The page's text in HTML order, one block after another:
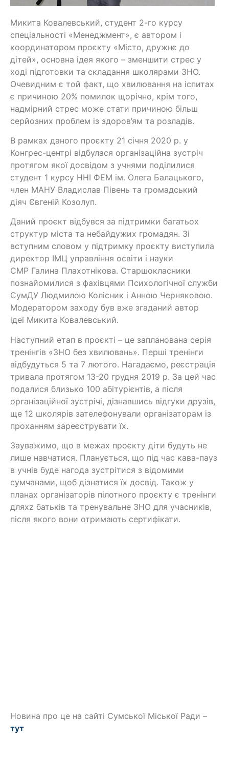
Микита Ковалевський, студент 2-го курсу
спеціальності «Менеджмент», є автором і
координатором проєкту «Місто, дружнє до
дітей», основна ідея якого – зменшити стрес у
ході підготовки та складання школярами ЗНО.
Очевидним є той факт, що хвилювання на іспитах
є причиною 20% помилок щорічно, крім того,
надмірний стрес може стати причиною більш
серйозних проблем із здоров’ям та розладів.
В рамках даного проєкту 21 січня 2020 р. у
Конгрес-центрі відбулася організаційна зустріч
протягом якої досвідом з учнями поділилися
студент 1 курсу ННІ ФЕМ ім. Олега Балацького,
член МАНУ Владислав Півень та громадський
діяч Євгеній Козолуп.
Даний проєкт відбувся за підтримки багатьох
структур міста та небайдужих громадян. Зі
вступним словом у підтримку проєкту виступила
директор ІМЦ управління освіти і науки
СМР Галина Плахотнікова. Старшокласники
познайомилися з фахівцями Психологічної служби
СумДУ Людмилою Колісник і Анною Черняковою.
Модератором заходу був вже згаданий автор
ідеї Микита Ковалевський.
Наступний етап в проєкті – це запланована серія
тренінгів «ЗНО без хвилювань». Перші тренінги
відбудуться 5 та 7 лютого. Нагадаємо, реєстрація
тривала протягом 13-20 грудня 2019 р. За цей час
подалися близько 100 абітурієнтів, а після
організаційної зустрічі, дізнавшись відгуки друзів,
ще 12 школярів зателефонували організаторам із
проханням зареєструвати їх.
Зауважимо, що в межах проєкту діти будуть не
лише навчатися. Планується, що під час кава-пауз
в учнів буде нагода зустрітися з відомими
сумчанами, щоб дізнатися їх досвід. Також у
планах організаторів пілотного проєкту є тренінги
дляxz батьків та тренувальне ЗНО для учасників,
після якого вони отримають сертифікати.
Новина про це на сайті Сумської Міської Ради –
тут